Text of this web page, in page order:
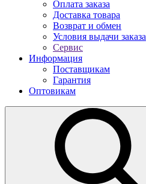
Оплата заказа
Доставка товара
Возврат и обмен
Условия выдачи заказа
Сервис
Информация
Поставщикам
Гарантия
Оптовикам